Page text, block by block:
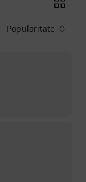
Popularitate